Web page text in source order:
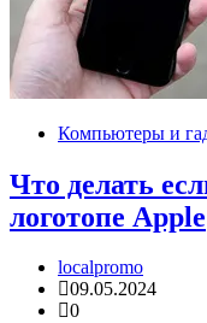
Компьютеры и
Что делать
логотопе Apple
localpromo
09.05.2024
0